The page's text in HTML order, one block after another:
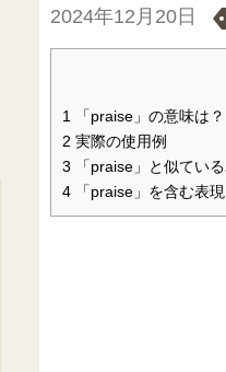
2024年12月20日
1 「praise」の意味は
2 実際の使用例
3 「praise」と似てい
4 「praise」を含む表